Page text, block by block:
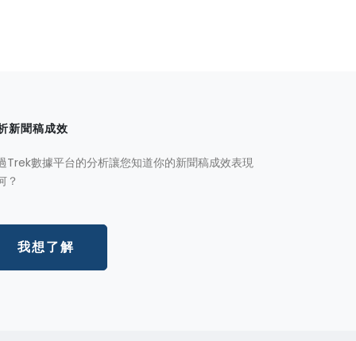
新聞稿成效
Trek數據平台的分析讓您知道你的新聞稿成效表現
？
我想了解